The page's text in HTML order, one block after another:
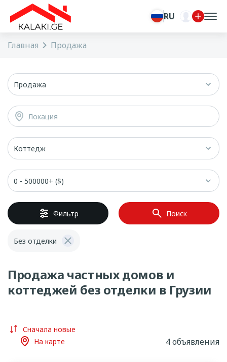
RU
Главная Продажа
Продажа
Локация
Коттедж
0 - 500000+ ($)
Фильтр Поиск
Без отделки
Продажа частных домов и
коттеджей без отделки в Грузии
Сначала новые
На карте
4 объявления